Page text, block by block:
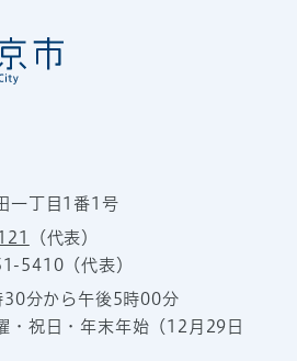
一丁目1番1号
（代表）
5410（代表）
30分から午後5時00分
・祝日・年末年始（12月29日